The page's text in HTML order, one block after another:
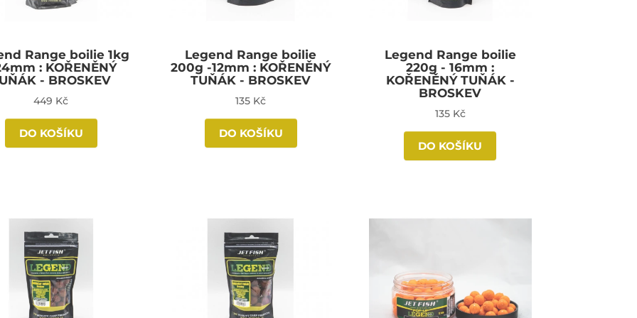
Range boilie 1kg
: KOŘENĚNÝ
- BROSKEV
449 Kč
DO KOŠÍKU
Legend Range boilie
200g -12mm : KOŘENĚNÝ
TUŇÁK - BROSKEV
135 Kč
DO KOŠÍKU
Legend Range boilie
220g - 16mm :
KOŘENĚNÝ TUŇÁK -
BROSKEV
135 Kč
DO KOŠÍKU